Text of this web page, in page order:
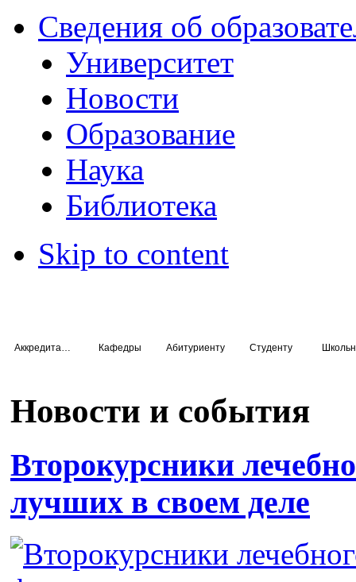
Сведения об
Университет
Новости
Образование
Наука
Библиотека
Skip to content
Кафедры Абитуриенту Студенту
Новости и события
Второкурсники
лучших в своем деле